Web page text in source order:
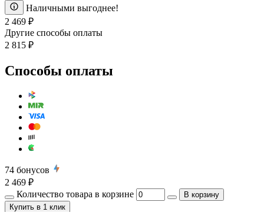
Наличными выгоднее!
2 469 ₽
Другие способы оплаты
2 815 ₽
Способы оплаты
74 бонусов
2 469 ₽
Количество товара в корзине
В корзину
Купить в 1 клик